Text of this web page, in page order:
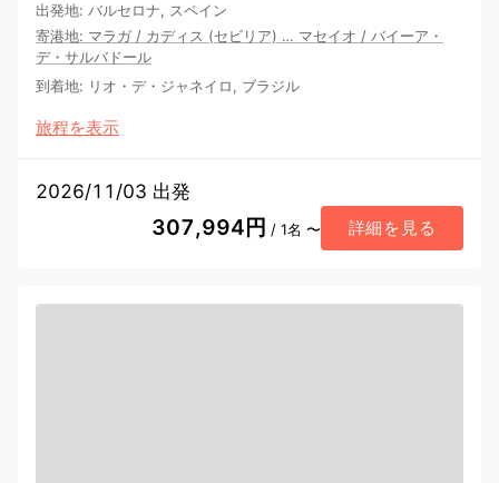
出発地: バルセロナ, スペイン
寄港地: マラガ / カディス (セビリア) … マセイオ / バイーア・
デ・サルバドール
到着地: リオ・デ・ジャネイロ, ブラジル
旅程を表示
2026/11/03 出発
307,994円 / 1名 〜 詳細を見る